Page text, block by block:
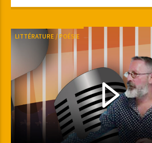
LITTÉRATURE / POÉSIE